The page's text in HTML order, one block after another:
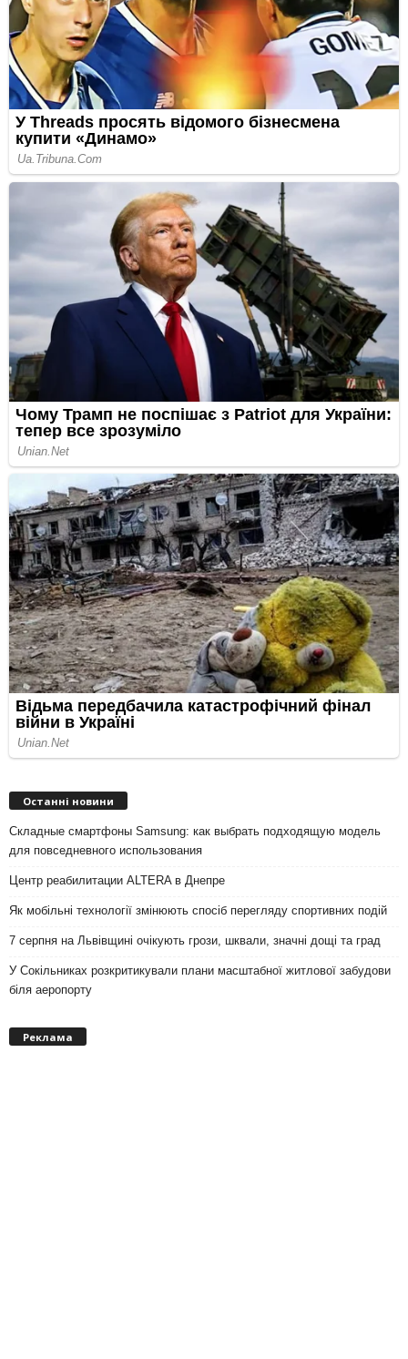
Останні новини
Складные смартфоны Samsung: как выбрать подходящую модель
для повседневного использования
Центр реабилитации ALTERA в Днепре
Як мобільні технології змінюють спосіб перегляду спортивних подій
7 серпня на Львівщині очікують грози, шквали, значні дощі та град
У Сокільниках розкритикували плани масштабної житлової забудови
біля аеропорту
Реклама